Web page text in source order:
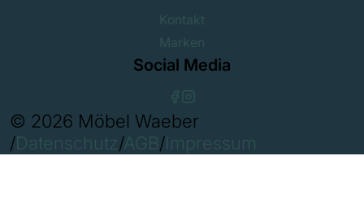
Kontakt
Marken
Social Media
© 2026 Möbel Waeber
/Datenschutz/AGB/Impressum